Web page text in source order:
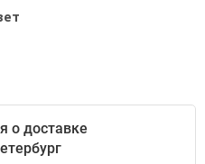
о доставке